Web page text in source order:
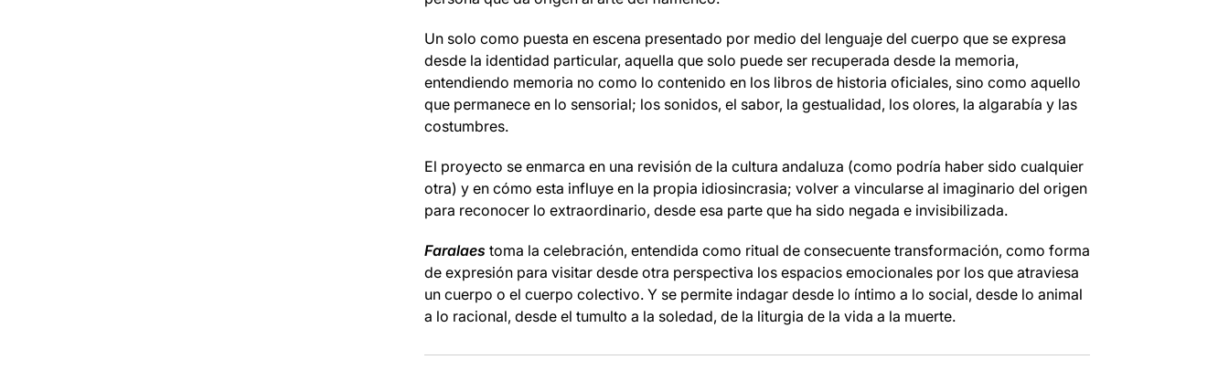
Un solo como puesta en escena presentado por medio del lenguaje del cuerpo que se expresa
desde la identidad particular, aquella que solo puede ser recuperada desde la memoria,
entendiendo memoria no como lo contenido en los libros de historia oficiales, sino como aquello
que permanece en lo sensorial; los sonidos, el sabor, la gestualidad, los olores, la algarabía y las
costumbres.
El proyecto se enmarca en una revisión de la cultura andaluza (como podría haber sido cualquier
otra) y en cómo esta influye en la propia idiosincrasia; volver a vincularse al imaginario del origen
para reconocer lo extraordinario, desde esa parte que ha sido negada e invisibilizada.
Faralaes toma la celebración, entendida como ritual de consecuente transformación, como forma
de expresión para visitar desde otra perspectiva los espacios emocionales por los que atraviesa
un cuerpo o el cuerpo colectivo. Y se permite indagar desde lo íntimo a lo social, desde lo animal
a lo racional, desde el tumulto a la soledad, de la liturgia de la vida a la muerte.